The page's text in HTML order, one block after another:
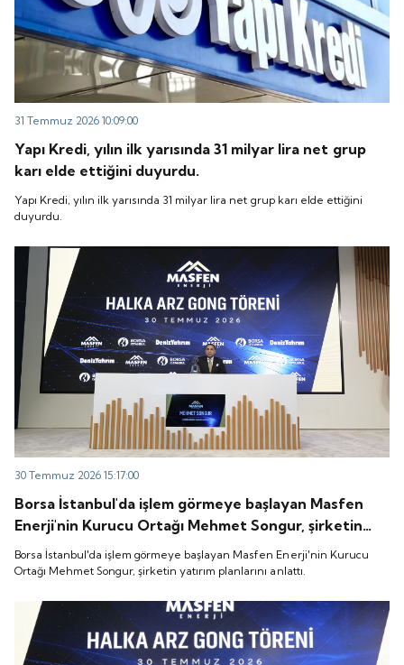
31 Temmuz 2026 10:09:00
Yapı Kredi, yılın ilk yarısında 31 milyar lira net grup
karı elde ettiğini duyurdu.
Yapı Kredi, yılın ilk yarısında 31 milyar lira net grup karı elde ettiğini
duyurdu.
30 Temmuz 2026 15:17:00
Borsa İstanbul'da işlem görmeye başlayan Masfen
Enerji'nin Kurucu Ortağı Mehmet Songur, şirketin
yatırım planlarını anlattı.
Borsa İstanbul'da işlem görmeye başlayan Masfen Enerji'nin Kurucu
Ortağı Mehmet Songur, şirketin yatırım planlarını anlattı.